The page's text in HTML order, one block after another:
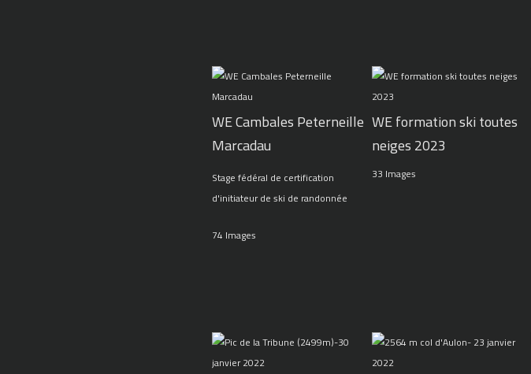
WE Cambales Peterneille
Marcadau
Stage fédéral de certification
d'initiateur de ski de randonnée
74 Images
WE formation ski toutes
neiges 2023
33 Images